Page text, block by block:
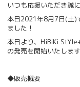
いつも応援いただき誠
本日2021年8月7日(土)
ました！
本日より、HiBiKi
の発売を開始いたします
◆販売概要